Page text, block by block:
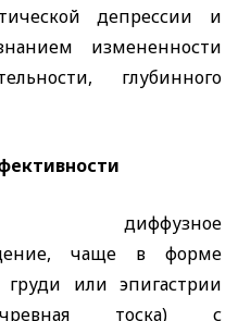
депрессии и
измененности
глубинного
диффузное
чаще в форме
или эпигастрии
тоска) с